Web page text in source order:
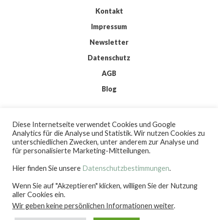
Kontakt
Impressum
Newsletter
Datenschutz
AGB
Blog
BYWORDPRESS
| THEME: ELMASTUDIO
| ICONS: FLATICON
IMKIS
Diese Internetseite verwendet Cookies und Google
Analytics für die Analyse und Statistik. Wir nutzen Cookies zu
unterschiedlichen Zwecken, unter anderem zur Analyse und
für personalisierte Marketing-Mitteilungen.
Hier finden Sie unsere Datenschutzbestimmungen.
Wenn Sie auf "Akzeptieren" klicken, willigen Sie der Nutzung
aller Cookies ein.
Wir geben keine persönlichen Informationen weiter.